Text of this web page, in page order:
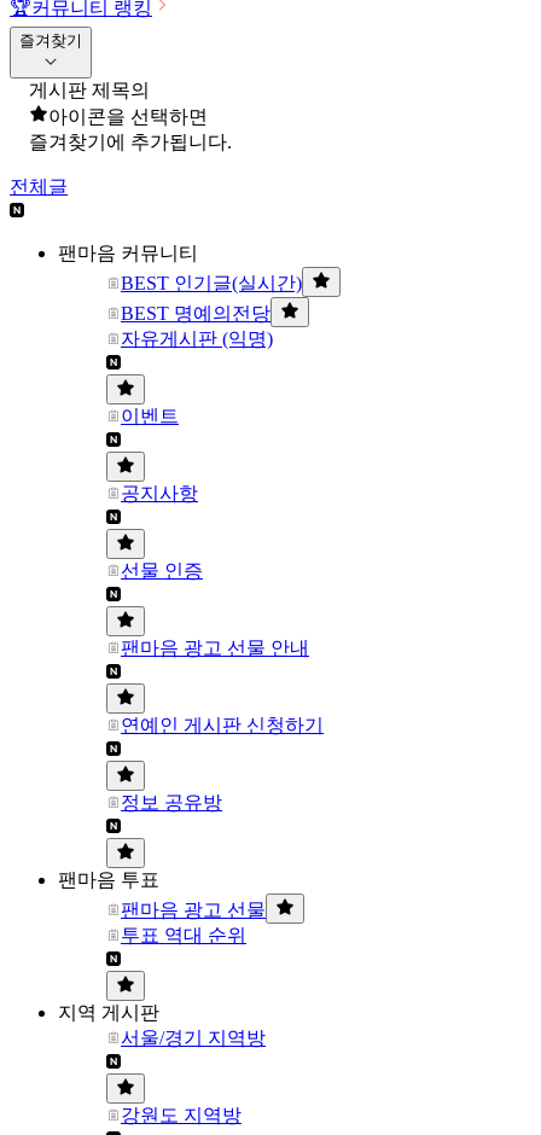
🏆커뮤니티 랭킹
즐겨찾기
게시판 제목의
아이콘을 선택하면
즐겨찾기에 추가됩니다.
전체글
팬마음 커뮤니티
BEST 인기글(실시간)
BEST 명예의전당
자유게시판 (익명)
이벤트
공지사항
선물 인증
팬마음 광고 선물 안내
연예인 게시판 신청하기
정보 공유방
팬마음 투표
팬마음 광고 선물
투표 역대 순위
지역 게시판
서울/경기 지역방
강원도 지역방